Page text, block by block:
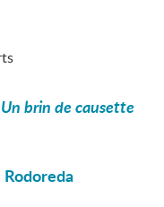
Un brin de causette